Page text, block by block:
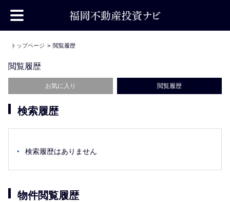
トップページ 閲覧履歴
閲覧履歴
お気に入り 閲覧履歴
検索履歴
検索履歴はありません
物件閲覧履歴